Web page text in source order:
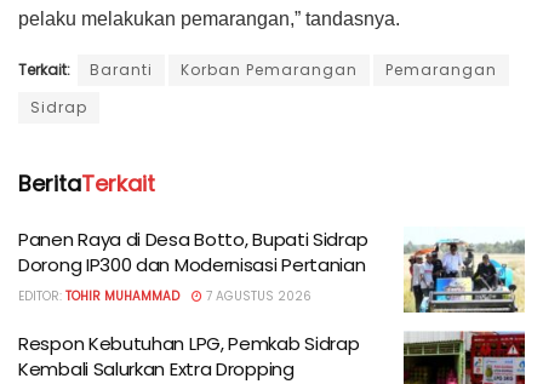
pelaku melakukan pemarangan,” tandasnya.
Terkait: Baranti Korban Pemarangan
Pemarangan
Sidrap
BeritaTerkait
Panen Raya di Desa Botto, Bupati Sidrap
Dorong IP300 dan Modernisasi Pertanian
EDITOR: TOHIR MUHAMMAD 7 AGUSTUS 2026
Respon Kebutuhan LPG, Pemkab Sidrap
Kembali Salurkan Extra Dropping